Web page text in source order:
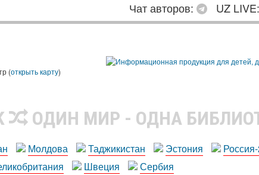
Чат авторов: UZ LIVE:
(открыть карту)
ОДИН МИР - ОДНА
Молдова Таджикистан Эстония
Швеция Сербия